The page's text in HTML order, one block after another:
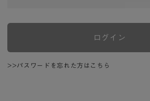
ログイン
>>パスワードを忘れた方はこちら